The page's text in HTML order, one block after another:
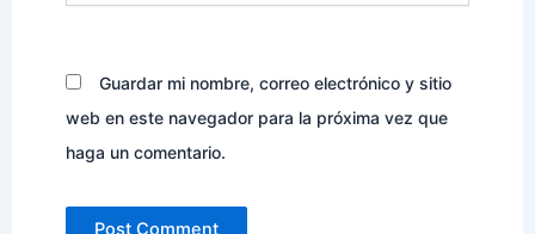
Guardar mi nombre, correo electrónico y sitio
web en este navegador para la próxima vez que
haga un comentario.